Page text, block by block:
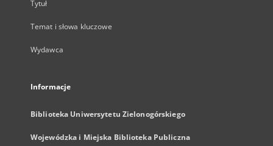
Tytuł
Temat i słowa kluczowe
Wydawca
Informacje
Biblioteka Uniwersytetu Zielonogórskiego
Wojewódzka i Miejska Biblioteka Publiczna